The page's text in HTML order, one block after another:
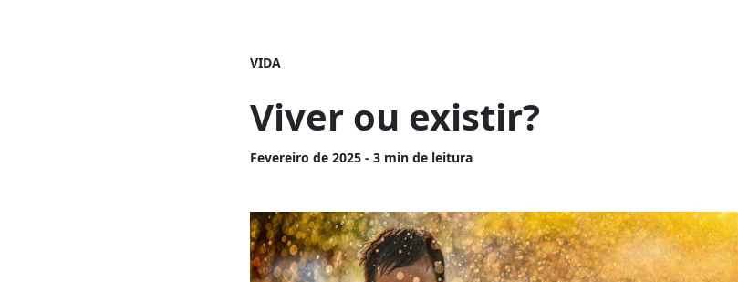
VIDA
Viver ou existir?
Fevereirode 2025 - 3 min de leitura